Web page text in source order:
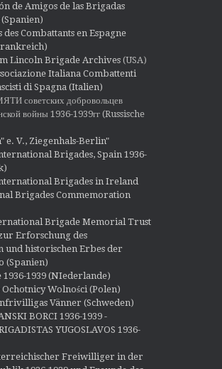
de Amigos de las Brigadas
des Combattants en Espagne
Lincoln Brigade Archives(USA)
Italiana Combattenti
di Spagna (Italien)
советских добровольцев
войны 1936-1939гг (Russische
e. V., Ziegenhals-Berlin"
Brigades, Spain 1936-
Brigades in Ireland
Brigades Commemoration
Brigade Memorial Trust
Erforschung des
und historischen Erbes der
(Spanien)
1936-1939 (NIederlande)
Wolności (Polen)
Vänner (Schweden)
BORCI 1936-1939 -
YUGOSLAVOS 1936-
Freiwilliger in der